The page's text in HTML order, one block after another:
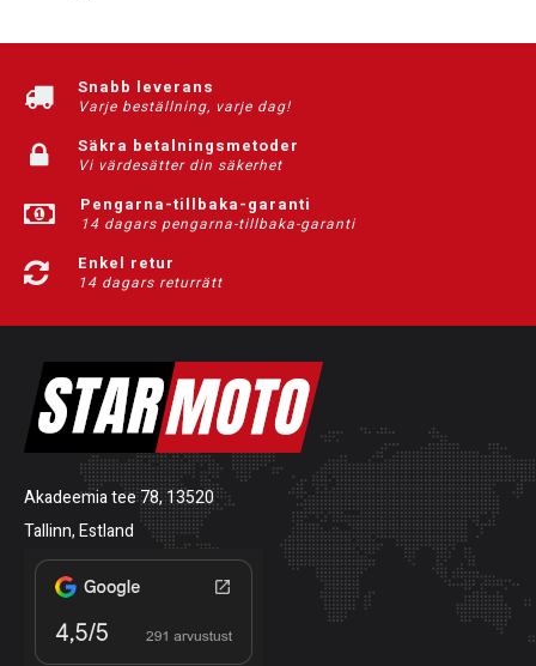
Snabb leverans
Varje beställning, varje dag!
Säkra betalningsmetoder
Vi värdesätter din säkerhet
Pengarna-tillbaka-garanti
14 dagars pengarna-tillbaka-garanti
Enkel retur
14 dagars returrätt
Akadeemia tee 78, 13520
Tallinn, Estland